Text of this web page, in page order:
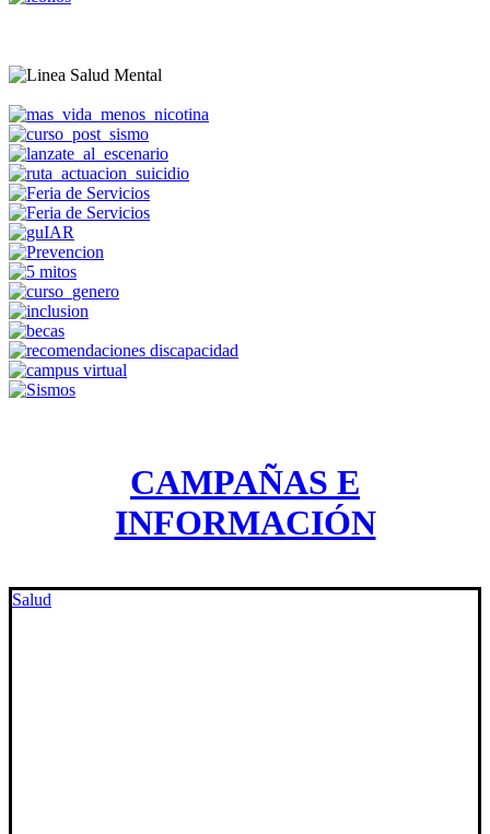
CAMPAÑAS E
INFORMACIÓN
Salud